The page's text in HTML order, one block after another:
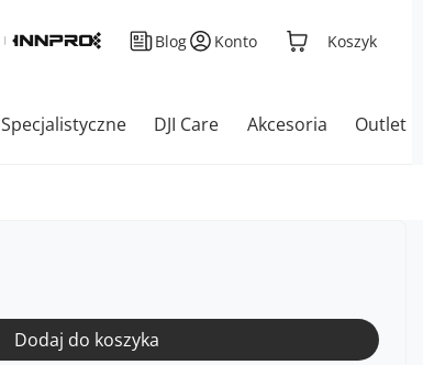
Blog Konto Koszyk
Specjalistyczne DJI Care Akcesoria Outlet
Dodaj do koszyka